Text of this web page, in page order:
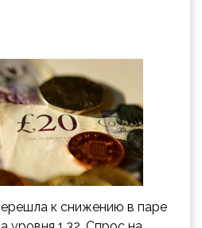
к снижению в паре